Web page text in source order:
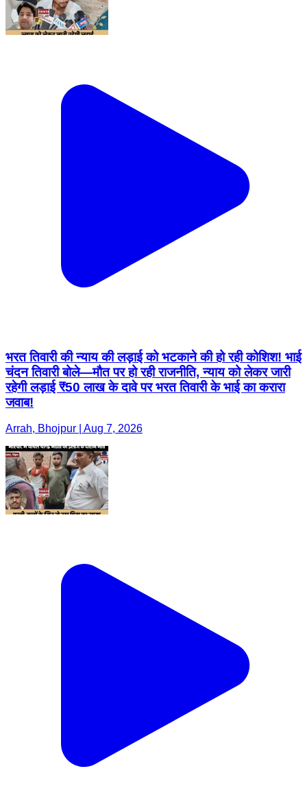
भरत तिवारी की न्याय की लड़ाई को भटकाने की हो रही कोशिश! भाई
चंदन तिवारी बोले—मौत पर हो रही राजनीति, न्याय को लेकर जारी
रहेगी लड़ाई ₹50 लाख के दावे पर भरत तिवारी के भाई का करारा
जवाब!
Arrah, Bhojpur | Aug 7, 2026